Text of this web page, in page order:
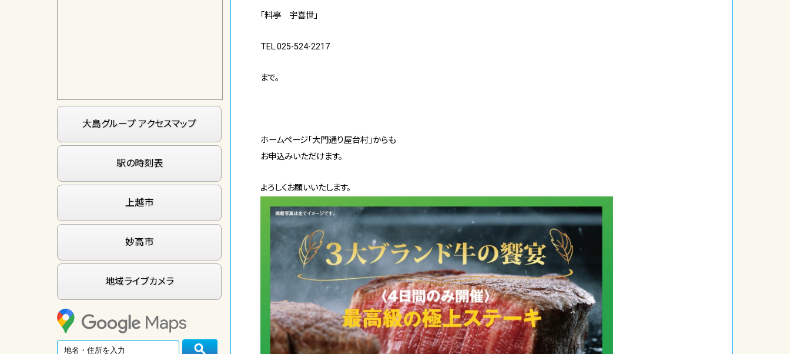
大島グループ アクセスマップ
駅の時刻表
上越市
妙高市
地域ライブカメラ
「料亭 宇喜世」
TEL.025-524-2217
まで。
ホームページ「大門通り屋台村」からも
お申込みいただけます。
よろしくお願いいたします。